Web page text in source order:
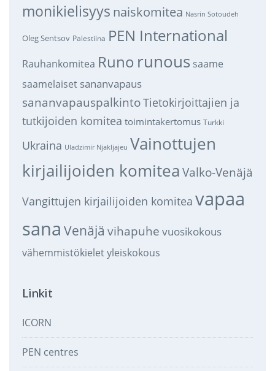
monikielisyys naiskomitea Nasrin Sotoudeh
Oleg Sentsov Palestiina PEN International
Rauhankomitea Runo runous saame
saamelaiset sananvapaus
sananvapauspalkintoTietokirjoittajien ja
tutkijoiden komitea toimintakertomus Turkki
Ukraina Uladzimir Njakljajeu Vainottujen
kirjailijoiden komitea Valko-Venäjä
Vangittujen kirjailijoiden komitea vapaa
sana Venäjä vihapuhe vuosikokous
vähemmistökieletyleiskokous
Linkit
ICORN
PEN centres